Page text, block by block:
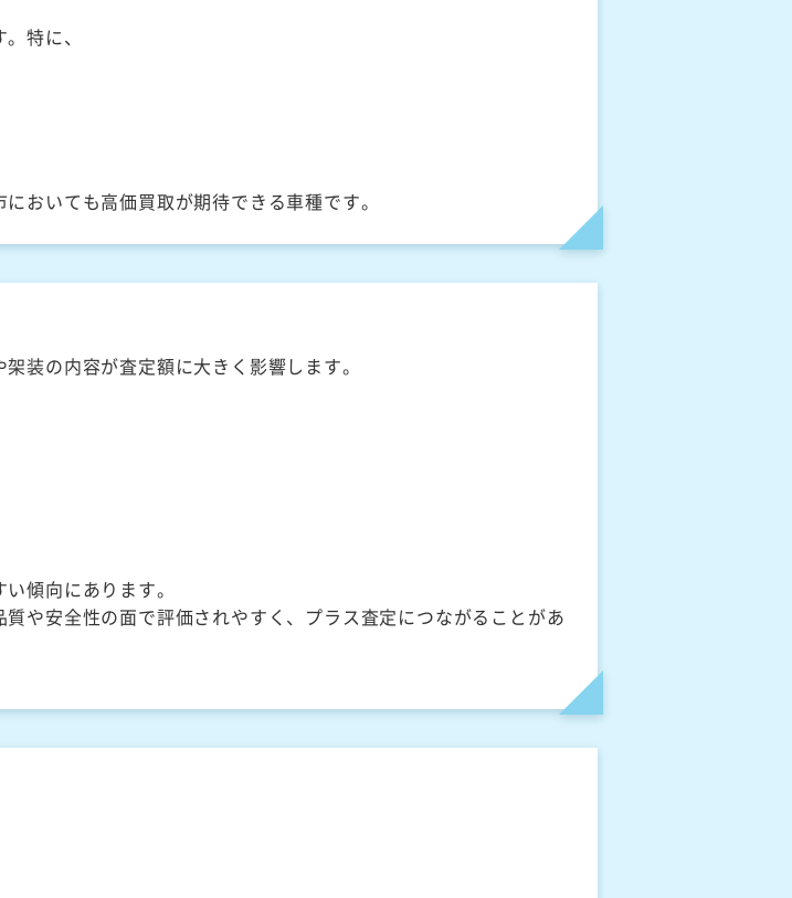
特に、
おいても高価買取が期待できる車種です。
装の内容が査定額に大きく影響します。
傾向にあります。
や安全性の面で評価されやすく、プラス査定につながることがあ